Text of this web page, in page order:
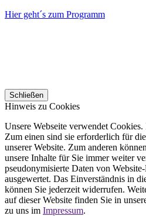
Hier geht´s zum Programm
Schließen
Hinweis zu Cookies
Unsere Webseite verwendet
Zum einen sind sie erforderlich für
unserer Website. Zum anderen
unsere Inhalte für Sie immer weiter
pseudonymisierte Daten von
ausgewertet. Das Einverständnis in
können Sie jederzeit widerrufen.
auf dieser Website finden Sie in
zu uns im Impressum.